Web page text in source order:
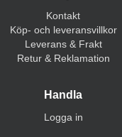
Kontakt
Köp- och leveransvillkor
Leverans & Frakt
Retur & Reklamation
Handla
Logga in